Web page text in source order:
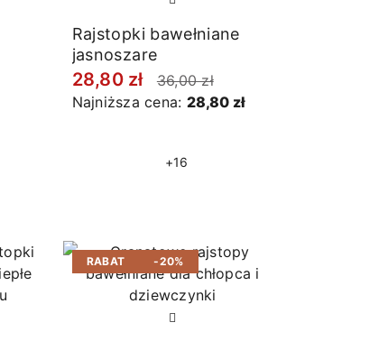
Rajstopki bawełniane
jasnoszare
28,80 zł
36,00 zł
Najniższa cena: 28,80 zł
+16
RABAT -20%